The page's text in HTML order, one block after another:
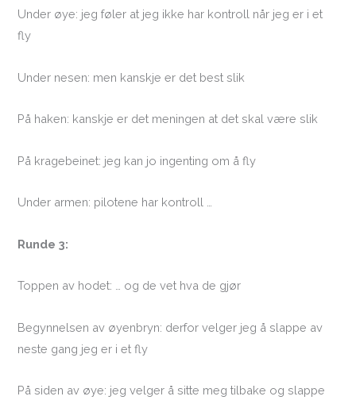
Under øye: jeg føler at jeg ikke har kontroll når jeg er i et
fly
Under nesen: men kanskje er det best slik
På haken: kanskje er det meningen at det skal være slik
På kragebeinet: jeg kan jo ingenting om å fly
Under armen: pilotene har kontroll …
Runde 3:
Toppen av hodet: … og de vet hva de gjør
Begynnelsen av øyenbryn: derfor velger jeg å slappe av
neste gang jeg er i et fly
På siden av øye: jeg velger å sitte meg tilbake og slappe